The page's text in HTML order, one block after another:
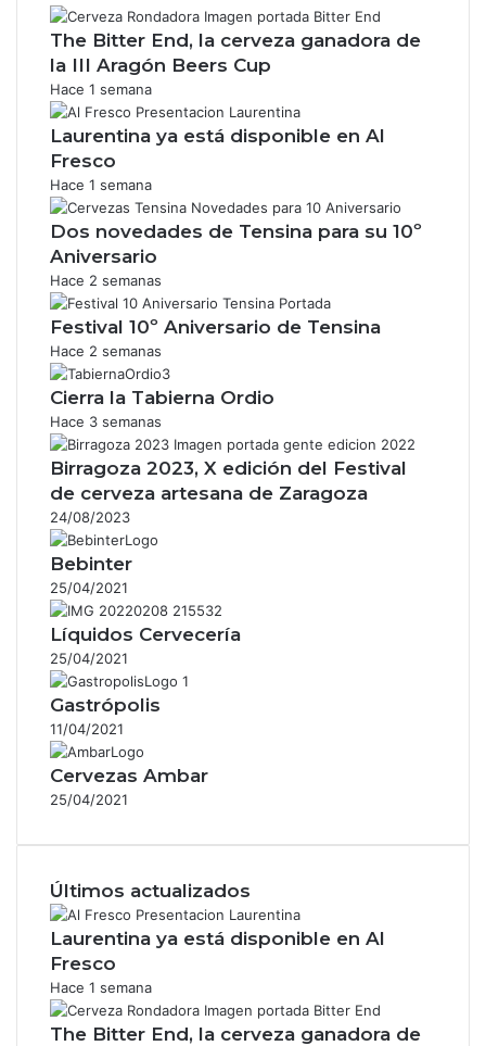
The Bitter End, la cerveza ganadora de
la III Aragón Beers Cup
Hace 1 semana
Laurentina ya está disponible en Al
Fresco
Hace 1 semana
Dos novedades de Tensina para su 10º
Aniversario
Hace 2 semanas
Festival 10º Aniversario de Tensina
Hace 2 semanas
Cierra la Tabierna Ordio
Hace 3 semanas
Birragoza 2023, X edición del Festival
de cerveza artesana de Zaragoza
24/08/2023
Bebinter
25/04/2021
Líquidos Cervecería
25/04/2021
Gastrópolis
11/04/2021
Cervezas Ambar
25/04/2021
Últimos actualizados
Laurentina ya está disponible en Al
Fresco
Hace 1 semana
The Bitter End, la cerveza ganadora de